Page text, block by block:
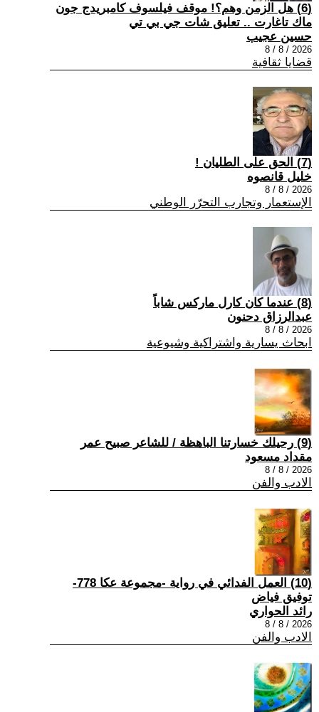
(6) هل الزمن وهم؟! موقف فيلسوف كامبريدج جون
ماك تاغارت .. تعليق شات جي بي تي
حسين عجيب
2026 / 8 / 8
قضايا ثقافية
(7) الحق على الطليان !
خليل قانصوه
2026 / 8 / 8
الإستعمار وتجارب التحرّر الوطني
(8) عندما كان كارل ماركس شاباً
عبدالرزاق دحنون
2026 / 8 / 8
ابحاث يسارية واشتراكية وشيوعية
(9) رحيلك خسارتنا الباهظة / للشاعر صبيح عمر
مقداد مسعود
2026 / 8 / 8
الادب والفن
(10) العمل الفدائي في رواية -مجموعة عكا 778-
توفيق فياض
رائد الحواري
2026 / 8 / 8
الادب والفن